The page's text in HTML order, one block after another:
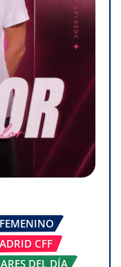
CFF
DEL DÍA